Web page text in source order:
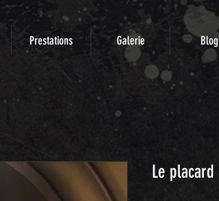
Prestations Galerie Blog
Le placard